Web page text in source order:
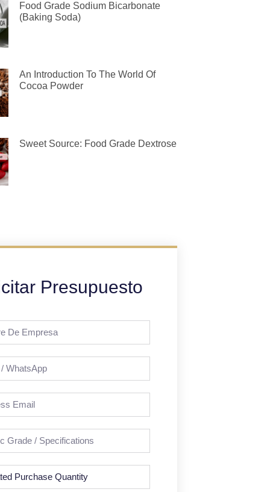
Food Grade Sodium Bicarbonate
(Baking Soda)
An Introduction To The World Of
Cocoa Powder
Sweet Source: Food Grade Dextrose
Presupuesto